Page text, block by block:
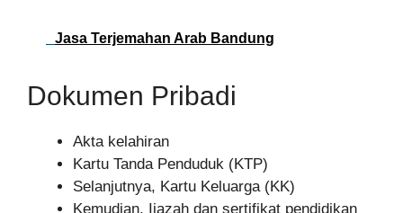
Jasa Terjemahan Arab Bandung
Dokumen Pribadi
Akta kelahiran
Kartu Tanda Penduduk (KTP)
Selanjutnya, Kartu Keluarga (KK)
Kemudian, Ijazah dan sertifikat pendidikan